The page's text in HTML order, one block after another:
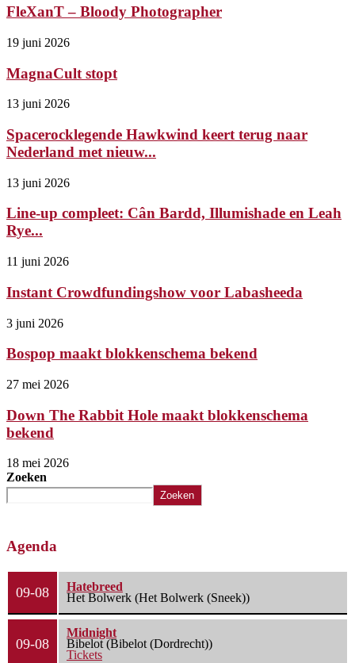
FleXanT – Bloody Photographer
19 juni 2026
MagnaCult stopt
13 juni 2026
Spacerocklegende Hawkwind keert terug naar
Nederland met nieuw...
13 juni 2026
Line-up compleet: Cân Bardd, Illumishade en Leah
Rye...
11 juni 2026
Instant Crowdfundingshow voor Labasheeda
3 juni 2026
Bospop maakt blokkenschema bekend
27 mei 2026
Down The Rabbit Hole maakt blokkenschema
bekend
18 mei 2026
Zoeken
Zoeken
Agenda
09-08
Hatebreed
Het Bolwerk (Het Bolwerk (Sneek))
09-08
Midnight
Bibelot (Bibelot (Dordrecht))
Tickets